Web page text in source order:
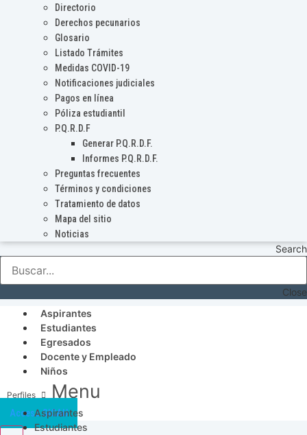
Directorio
Derechos pecunarios
Glosario
Listado Trámites
Medidas COVID-19
Notificaciones judiciales
Pagos en línea
Póliza estudiantil
P.Q.R.D.F
Generar P.Q.R.D.F.
Informes P.Q.R.D.F.
Preguntas frecuentes
Términos y condiciones
Tratamiento de datos
Mapa del sitio
Noticias
Search
Close
Aspirantes
Estudiantes
Egresados
Docente y Empleado
Niños
Menu
Aspirantes
Estudiantes
Acceso SICAU